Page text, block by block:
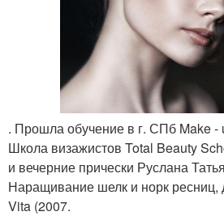
. Прошла обучение в г. СПб Make -
Школа визажистов Total Beauty
и вечерние прически Руслана
Наращивание шелк и норк ресниц,
Vita (2007.